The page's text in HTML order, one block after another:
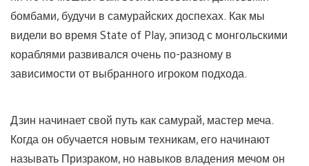
бомбами, будучи в самурайских доспехах. Как мы
видели во время State of Play, эпизод с монгольскими
кораблями развивался очень по-разному в
зависимости от выбранного игроком подхода.
Дзин начинает свой путь как самурай, мастер меча.
Когда он обучается новым техникам, его начинают
называть Призраком, но навыков владения мечом он